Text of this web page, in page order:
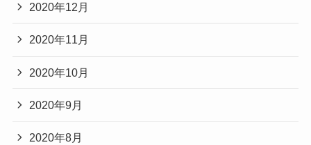
2020年12月
2020年11月
2020年10月
2020年9月
2020年8月